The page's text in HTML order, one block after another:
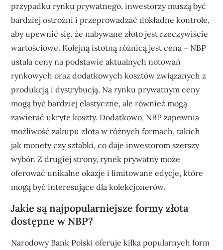
przypadku rynku prywatnego, inwestorzy muszą być
bardziej ostrożni i przeprowadzać dokładne kontrole,
aby upewnić się, że nabywane złoto jest rzeczywiście
wartościowe. Kolejną istotną różnicą jest cena – NBP
ustala ceny na podstawie aktualnych notowań
rynkowych oraz dodatkowych kosztów związanych z
produkcją i dystrybucją. Na rynku prywatnym ceny
mogą być bardziej elastyczne, ale również mogą
zawierać ukryte koszty. Dodatkowo, NBP zapewnia
możliwość zakupu złota w różnych formach, takich
jak monety czy sztabki, co daje inwestorom szerszy
wybór. Z drugiej strony, rynek prywatny może
oferować unikalne okazje i limitowane edycje, które
mogą być interesujące dla kolekcjonerów.
Jakie są najpopularniejsze formy złota
dostępne w NBP?
Narodowy Bank Polski oferuje kilka popularnych form